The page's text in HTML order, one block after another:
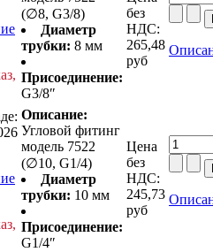
(∅8, G3/8)
Диаметр
трубки: 8 мм
Присоединение:
G3/8″
без
НДС:
265,48
руб
Описание:
Угловой фитинг
модель 7522
(∅10, G1/4)
Диаметр
трубки: 10 мм
Присоединение:
G1/4″
Цена
без
НДС:
245,73
руб